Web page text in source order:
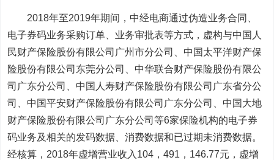
2018年至2019年期间，中经电商通过伪造业务合同、
电子券码业务采购订单、业务审批表等方式，虚构与中国人
民财产保险股份有限公司广州市分公司、中国 太平洋财产保
险股份有限公司东莞分公司、中华联合财产保险股份有限公
司广东分公司、 中国人寿财产保险股份有限公司广东省分公
司、 中国平安财产保险股份有限公司广东分公司、中国大地
财产保险股份有限公司广东分公司等6家保险机构的电子券
码业务及相关的发码数据、消费数据和已过期未消费数据。
经核算，2018年虚增营业收入104，491，146.77元，虚增